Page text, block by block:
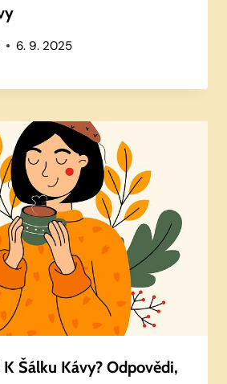
6. 9. 2025
K Šálku Kávy? Odpovědi,